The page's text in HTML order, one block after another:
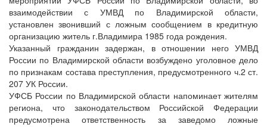
взаимодействии с УМВД по Владимирской области,
установлен звонивший с ложным сообщением в кредитную
организацию житель г.Владимира 1985 года рождения.
Указанный гражданин задержан, в отношении него УМВД
России по Владимирской области возбуждено уголовное дело
по признакам состава преступления, предусмотренного ч.2 ст.
207 УК России.
УФСБ России по Владимирской области напоминает жителям
региона, что законодательством Российской Федерации
предусмотрена ответственность за заведомо ложные